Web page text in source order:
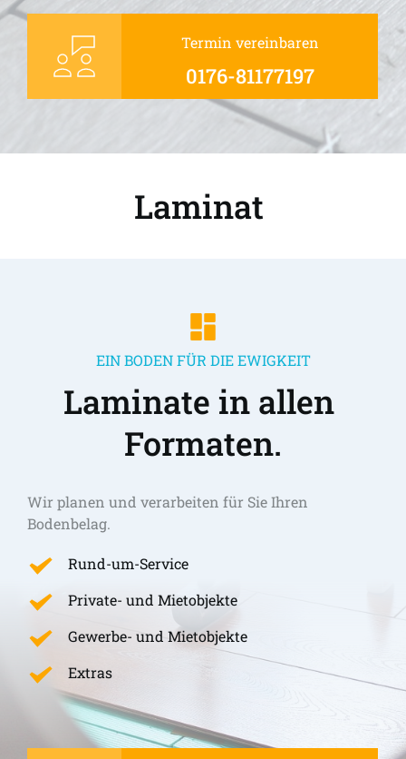
Termin vereinbaren
0176-81177197
Laminat
EIN BODEN FÜR DIE EWIGKEIT
Laminate in allen
Formaten.
Wir planen und verarbeiten für Sie Ihren
Bodenbelag.
Rund-um-Service
Private- und Mietobjekte
Gewerbe- und Mietobjekte
Extras